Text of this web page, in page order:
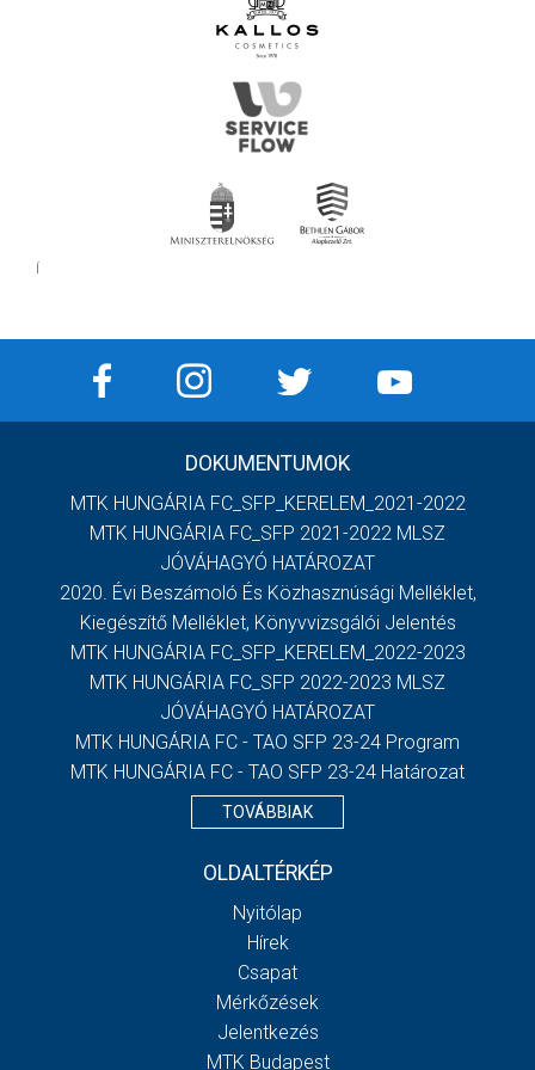
DOKUMENTUMOK
MTK HUNGÁRIA FC_SFP_KERELEM_2021-2022
MTK HUNGÁRIA FC_SFP 2021-2022 MLSZ
JÓVÁHAGYÓ HATÁROZAT
2020. Évi Beszámoló És Közhasznúsági Melléklet,
Kiegészítő Melléklet, Könyvvizsgálói Jelentés
MTK HUNGÁRIA FC_SFP_KERELEM_2022-2023
MTK HUNGÁRIA FC_SFP 2022-2023 MLSZ
JÓVÁHAGYÓ HATÁROZAT
MTK HUNGÁRIA FC - TAO SFP 23-24 Program
MTK HUNGÁRIA FC - TAO SFP 23-24 Határozat
TOVÁBBIAK
OLDALTÉRKÉP
Nyitólap
Hírek
Csapat
Mérkőzések
Jelentkezés
MTK Budapest